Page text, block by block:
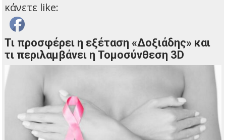
κάνετε like:
Τι προσφέρει η εξέταση «Δοξιάδης» και
τι περιλαμβάνει η Τομοσύνθεση 3D